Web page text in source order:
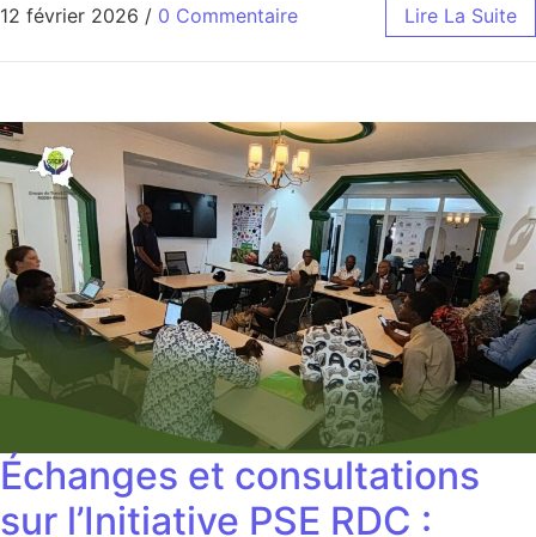
12 février 2026 / 0 Commentaire Lire La Suite
Échanges et consultations
sur l’Initiative PSE RDC :